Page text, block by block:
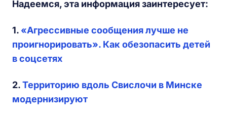
Надеемся, эта информация заинтересует:
1. «Агрессивные сообщения лучше не
проигнорировать». Как обезопасить детей
в соцсетях
2.Территорию вдоль Свислочи в Минске
модернизируют